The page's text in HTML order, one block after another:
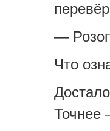
—
Что
Точнее